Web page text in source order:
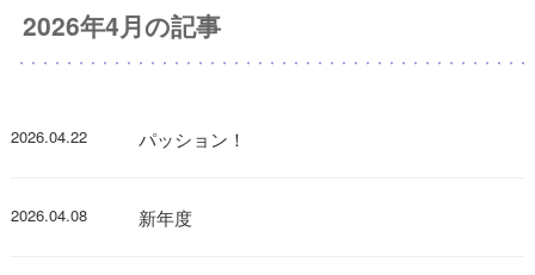
2026年4月の記事
2026.04.22 パッション！
2026.04.08 新年度